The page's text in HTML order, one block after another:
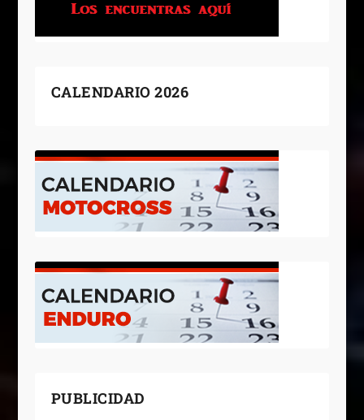
CALENDARIO 2026
PUBLICIDAD